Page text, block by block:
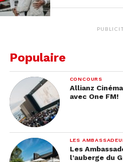
Populaire
CONCOURS
Allianz
avec One FM!
LES
Les
l’auberge du